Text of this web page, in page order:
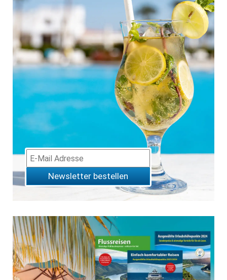
Newsletter bestellen